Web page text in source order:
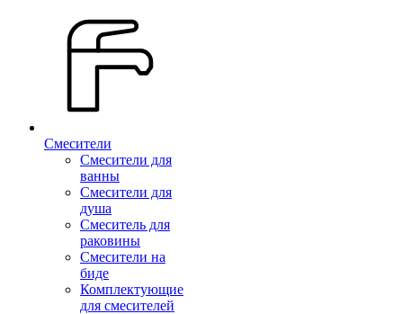
Смесители
Смесители для
ванны
Смесители для
душа
Смеситель для
раковины
Смесители на
биде
Комплектующие
для смесителей